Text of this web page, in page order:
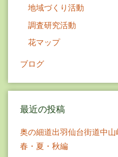
地域づくり活動
調査研究活動
花マップ
ブログ
最近の投稿
奥の細道出羽仙台街道中
春・夏・秋編